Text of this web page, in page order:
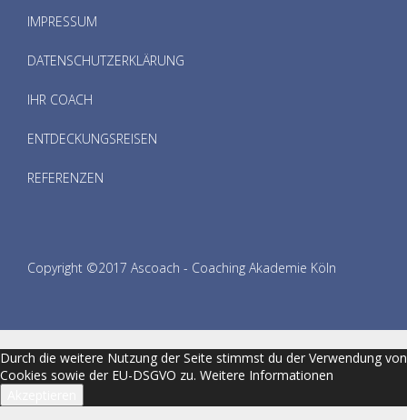
IMPRESSUM
DATENSCHUTZERKLÄRUNG
IHR COACH
ENTDECKUNGSREISEN
REFERENZEN
Copyright ©2017 Ascoach - Coaching Akademie Köln
Durch die weitere Nutzung der Seite stimmst du der Verwendung von
Cookies sowie der EU-DSGVO zu. Weitere Informationen